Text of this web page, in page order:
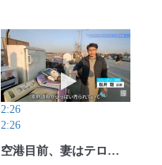
間以上にわたって“占
拠”し、これに賛同する
数千人規模の抗議デモ
が続いている。安全上
の懸念でトルドー首相
がオタワの自宅を離れ
る事態になり、ワトソ
ン市長は6日、非常事態
ンの支配下で ：職員の国外退
動画を再生 空港
2:26
2:26
空港目前、妻はテロで…「逃げたい」楽器奏者嘆き アフガン混乱